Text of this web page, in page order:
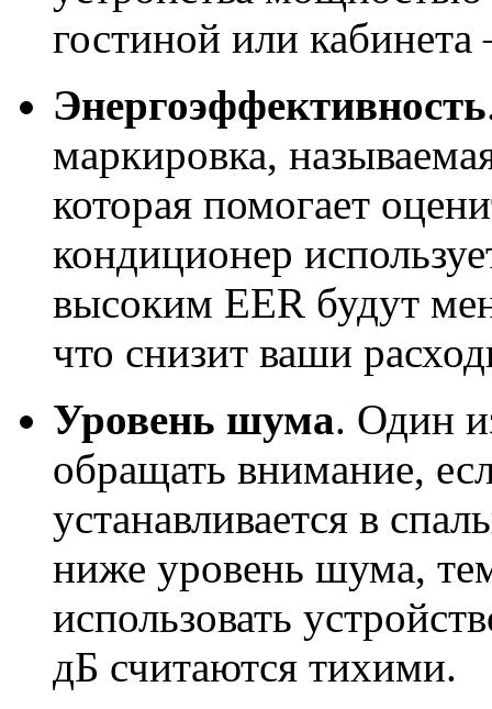
гостиной или
Энергоэффективность
маркировка,
которая помогает
кондиционер
высоким EER будут
что снизит ваши
Уровень шума. Один
обращать внимание,
устанавливается в
ниже уровень шума,
использовать
дБ считаются тихими.